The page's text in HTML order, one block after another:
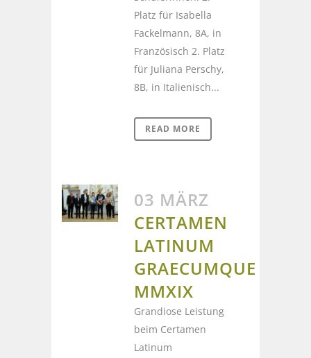
Platz für Isabella
Fackelmann, 8A, in
Französisch 2. Platz
für Juliana Perschy,
8B, in Italienisch...
READ MORE
03 MÄRZ
CERTAMEN
LATINUM
GRAECUMQUE
MMXIX
Grandiose Leistung
beim Certamen
Latinum